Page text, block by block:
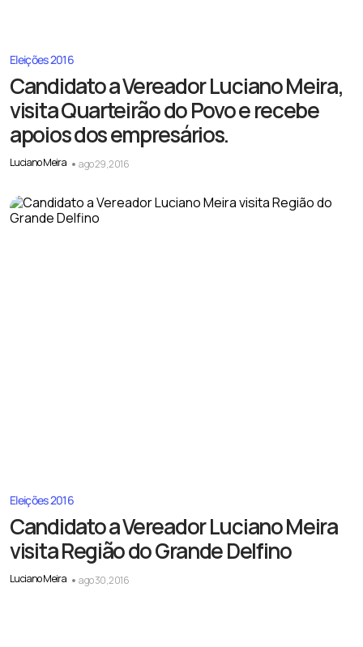
Eleições 2016
Candidato a Vereador Luciano Meira,
visita Quarteirão do Povo e recebe
apoios dos empresários.
Luciano Meira ago 29, 2016
Eleições 2016
Candidato a Vereador Luciano Meira
visita Região do Grande Delfino
Luciano Meira ago 30, 2016